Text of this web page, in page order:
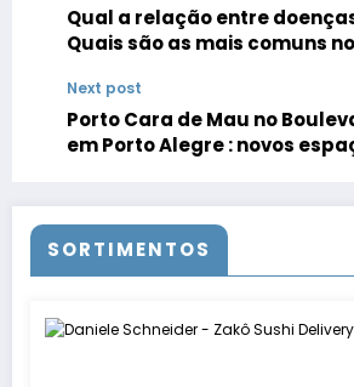
Qual a relação entre
Quais são as mais comuns
Next post
Porto Cara de Mau no
em Porto Alegre : novos
SORTIMENTOS